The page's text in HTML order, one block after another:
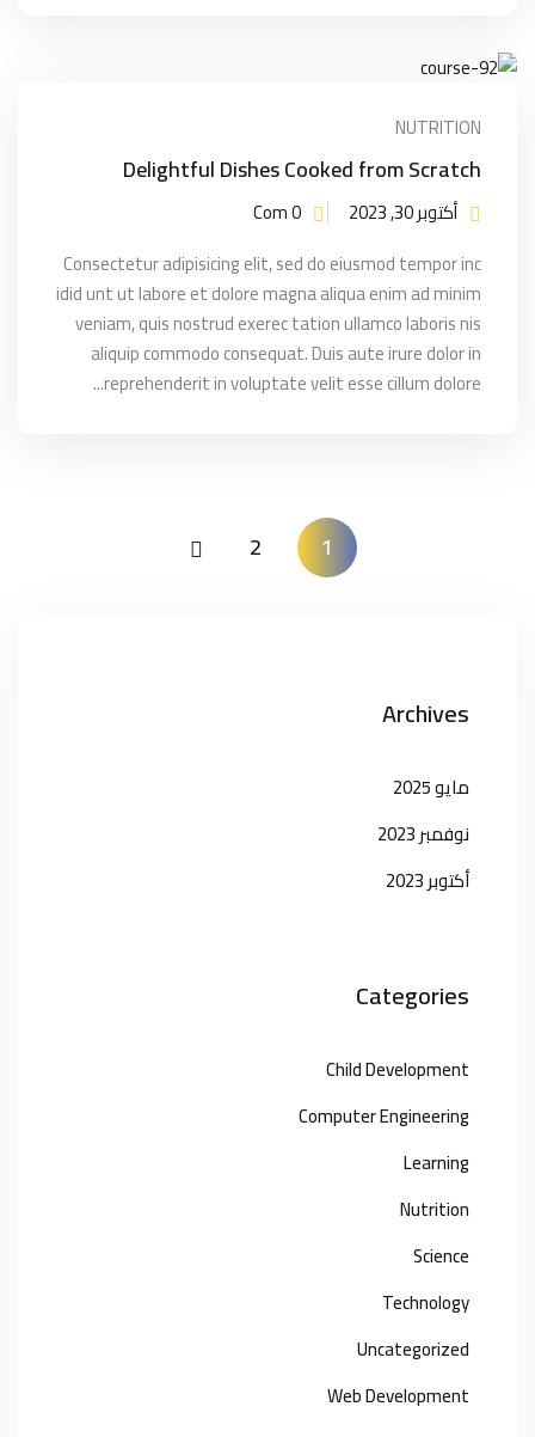
NUTRITION
Delightful Dishes Cooked from Scratch
أكتوبر 30, 2023
Com 0
Consectetur adipisicing elit, sed do eiusmod tempor inc
idid unt ut labore et dolore magna aliqua enim ad minim
veniam, quis nostrud exerec tation ullamco laboris nis
aliquip commodo consequat. Duis aute irure dolor in
reprehenderit in voluptate velit esse cillum dolore...
1
2
Archives
مايو 2025
نوفمبر 2023
أكتوبر 2023
Categories
Child Development
Computer Engineering
Learning
Nutrition
Science
Technology
Uncategorized
Web Development